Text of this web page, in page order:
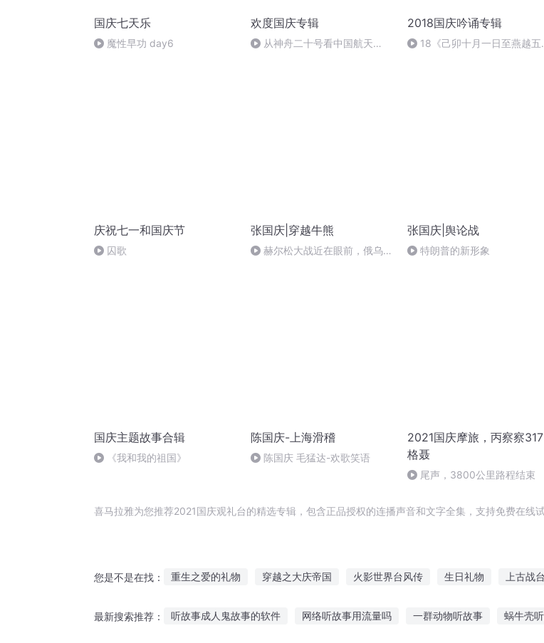
国庆七天乐
魔性早功 day6
欢度国庆专辑
从神舟二十号看中国航天
2018国庆吟诵专辑
18《己卯十月一日至燕越五
庆祝七一和国庆节
囚歌
张国庆|穿越牛熊
赫尔松大战近在眼前，俄乌冲
张国庆|舆论战
特朗普的新形象
国庆主题故事合辑
《我和我的祖国》
陈国庆-上海滑稽
陈国庆 毛猛达-欢歌笑语
2021国庆摩旅，丙察察317
格聂
尾声，3800公里路程结束
喜马拉雅为您推荐2021国庆观礼台的精选专辑，包含正品授权的连播声音和文字全集，支持免费在线
您是不是在找： 重生之爱的礼物 穿越之大庆帝国 火影世界台风传 生日礼物 上古战台
最新搜索推荐： 听故事成人鬼故事的软件 网络听故事用流量吗 一群动物听故事 蜗牛壳